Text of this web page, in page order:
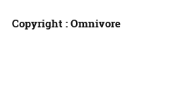
Copyright : Omnivore